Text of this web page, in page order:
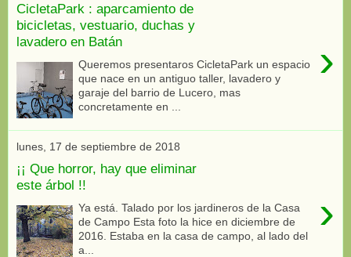
CicletaPark : aparcamiento de
bicicletas, vestuario, duchas y
lavadero en Batán
›
Queremos presentaros CicletaPark un espacio
que nace en un antiguo taller, lavadero y
garaje del barrio de Lucero, mas
concretamente en ...
lunes, 17 de septiembre de 2018
¡¡ Que horror, hay que eliminar
este árbol !!
›
Ya está. Talado por los jardineros de la Casa
de Campo Esta foto la hice en diciembre de
2016. Estaba en la casa de campo, al lado del
a...